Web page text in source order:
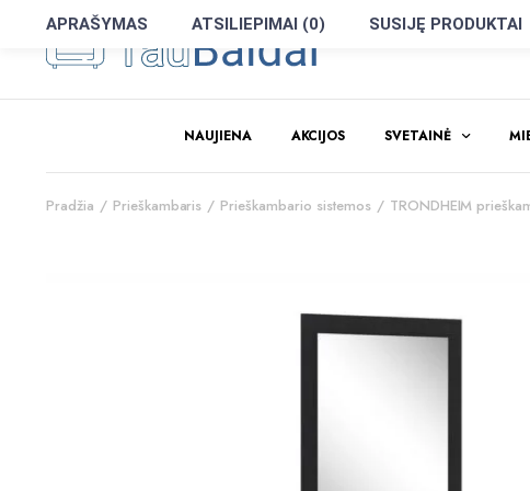
NAUJIENA AKCIJOS SVETAINĖ
Pradžia Prieškambaris Prieškambario sistemos TRONDHEIM
APRAŠYMAS ATSILIEPIMAI (0) SUSIJĘ PRODUKTAI